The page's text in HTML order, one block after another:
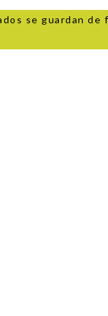
se guardan